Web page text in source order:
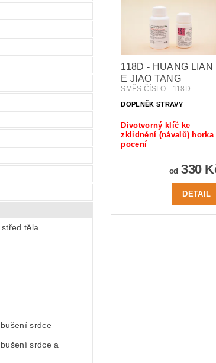
těla
srdce
srdce a
118D - HUANG LIAN
E JIAO TANG
SMĚS ČÍSLO - 118D
DOPLNĚK STRAVY
Divotvorný klíč ke
zklidnění (návalů) horka
pocení
od 330
DETAIL